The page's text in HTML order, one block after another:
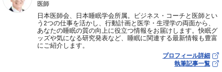
医師
日本医師会、日本睡眠学会所属。ビジネス・コーチと医師とい
う2つの仕事を活かし、行動計画と医学・生理学の両面から、
あなたの睡眠の質の向上に役立つ情報をお届けします。快眠グ
ッズや気になる研究発表など、睡眠に関連する最新情報も豊富
にご紹介します。
プロフィール詳細
執筆記事一覧